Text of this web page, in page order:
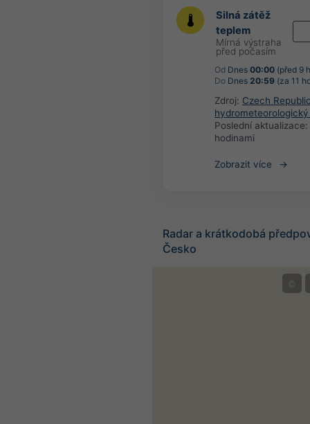
Silná zátěž
teplem
Mírná výstraha
před počasím
Od Dnes 00:00 (před 9
Do Dnes 20:59 (za 11
Zdroj: Czech
Poslední aktualizace:
hodinami
Zobrazit více
Radar a krátkodobá
Česko
©